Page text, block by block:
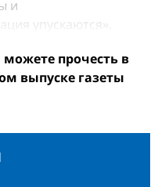
и
упускаются».
прочесть в
выпуске газеты